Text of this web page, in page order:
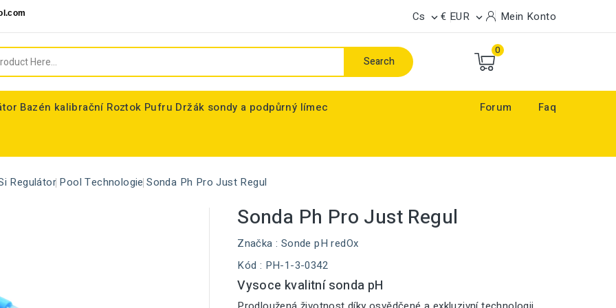
Cs € EUR  Mein Konto
Search
0
Bazén kalibrační Roztok Pufru Držák sondy a podpůrný límec Forum Faq
Regulátor Pool Technologie Sonda Ph Pro Just Regul
Sonda Ph Pro Just Regul
Značka : Sonde pH redOx
Kód : PH-1-3-0342
Vysoce kvalitní sonda pH